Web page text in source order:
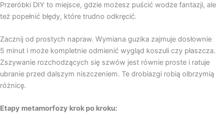
Przeróbki DIY to miejsce, gdzie możesz puścić wodze fantazji, ale
też popełnić błędy, które trudno odkręcić.
Zacznij od prostych napraw. Wymiana guzika zajmuje dosłownie
5 minut i może kompletnie odmienić wygląd koszuli czy płaszcza.
Zszywanie rozchodzących się szwów jest równie proste i ratuje
ubranie przed dalszym niszczeniem. Te drobiazgi robią olbrzymią
różnicę.
Etapy metamorfozy krok po kroku: